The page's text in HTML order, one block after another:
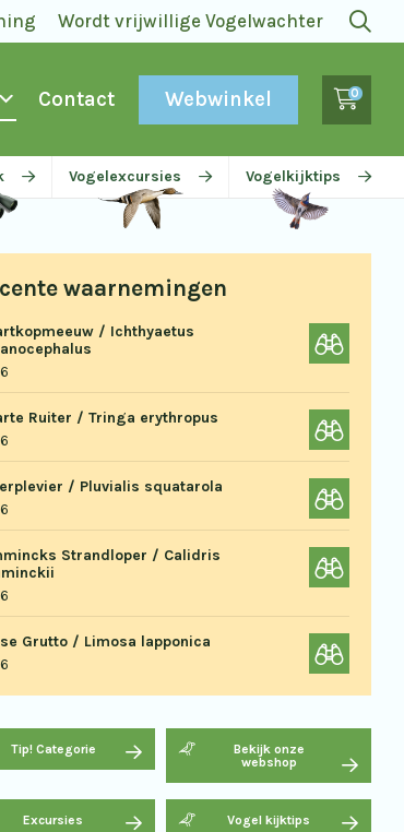
Wordt vrijwillige Vogelwachter
Contact Webwinkel 0
Vogelexcursies Vogelkijktips
waarnemingen
/ Ichthyaetus
Ruiter / Tringa erythropus
/ Pluvialis squatarola
Strandloper / Calidris
Grutto / Limosa lapponica
Tip! Categorie
Bekijk onze
webshop
Excursies Vogel kijktips